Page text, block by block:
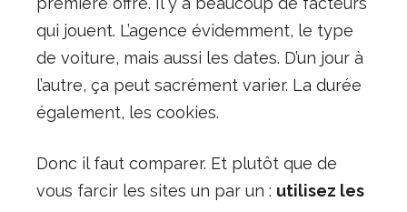
qui jouent. L’agence évidemment, le type
de voiture, mais aussi les dates. D’un jour à
l’autre, ça peut sacrément varier. La durée
également, les cookies.
Donc il faut comparer. Et plutôt que de
vous farcir les sites un par un : utilisez les